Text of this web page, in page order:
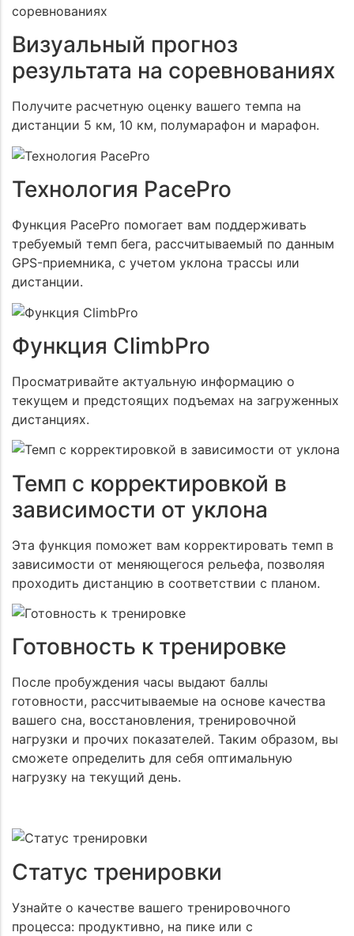
Визуальный прогноз
результата на соревнованиях
Получите расчетную оценку вашего темпа на
дистанции 5 км, 10 км, полумарафон и марафон.
Технология PacePro
Функция PacePro помогает вам поддерживать
требуемый темп бега, рассчитываемый по данным
GPS-приемника, с учетом уклона трассы или
дистанции.
Функция ClimbPro
Просматривайте актуальную информацию о
текущем и предстоящих подъемах на загруженных
дистанциях.
Темп с корректировкой в
зависимости от уклона
Эта функция поможет вам корректировать темп в
зависимости от меняющегося рельефа, позволяя
проходить дистанцию в соответствии с планом.
Готовность к тренировке
После пробуждения часы выдают баллы
готовности, рассчитываемые на основе качества
вашего сна, восстановления, тренировочной
нагрузки и прочих показателей. Таким образом, вы
сможете определить для себя оптимальную
нагрузку на текущий день.
Статус тренировки
Узнайте о качестве вашего тренировочного
процесса: продуктивно, на пике или с